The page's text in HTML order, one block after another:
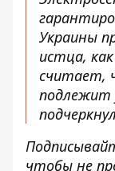
Украины
истца,
считает,
подлежит
чтобы не